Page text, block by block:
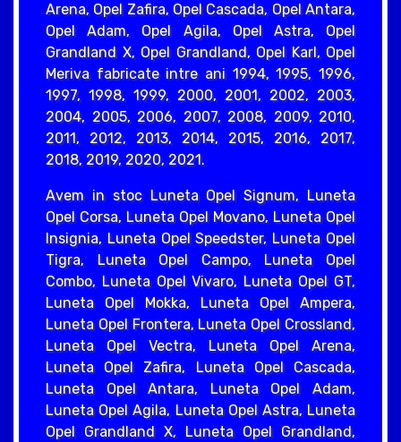
Arena, Opel Zafira, Opel Cascada, Opel Antara,
Opel Adam, Opel Agila, Opel Astra, Opel
Grandland X, Opel Grandland, Opel Karl, Opel
Meriva fabricate intre ani 1994, 1995, 1996,
1997, 1998, 1999, 2000, 2001, 2002, 2003,
2004, 2005, 2006, 2007, 2008, 2009, 2010,
2011, 2012, 2013, 2014, 2015, 2016, 2017,
2018, 2019, 2020, 2021.
Avem in stoc Luneta Opel Signum, Luneta
Opel Corsa, Luneta Opel Movano, Luneta Opel
Insignia, Luneta Opel Speedster, Luneta Opel
Tigra, Luneta Opel Campo, Luneta Opel
Combo, Luneta Opel Vivaro, Luneta Opel GT,
Luneta Opel Mokka, Luneta Opel Ampera,
Luneta Opel Frontera, Luneta Opel Crossland,
Luneta Opel Vectra, Luneta Opel Arena,
Luneta Opel Zafira, Luneta Opel Cascada,
Luneta Opel Antara, Luneta Opel Adam,
Luneta Opel Agila, Luneta Opel Astra, Luneta
Opel Grandland X, Luneta Opel Grandland,